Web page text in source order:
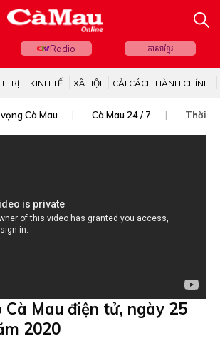
Radio ភាសាខ្មែរ
TRỊ KINH TẾ XÃ HỘI CẢI CÁCH HÀNH CHÍNH
Cà Mau Cà Mau 24 / 7 Thời sự
Cà Mau điện tử, ngày 25
2020